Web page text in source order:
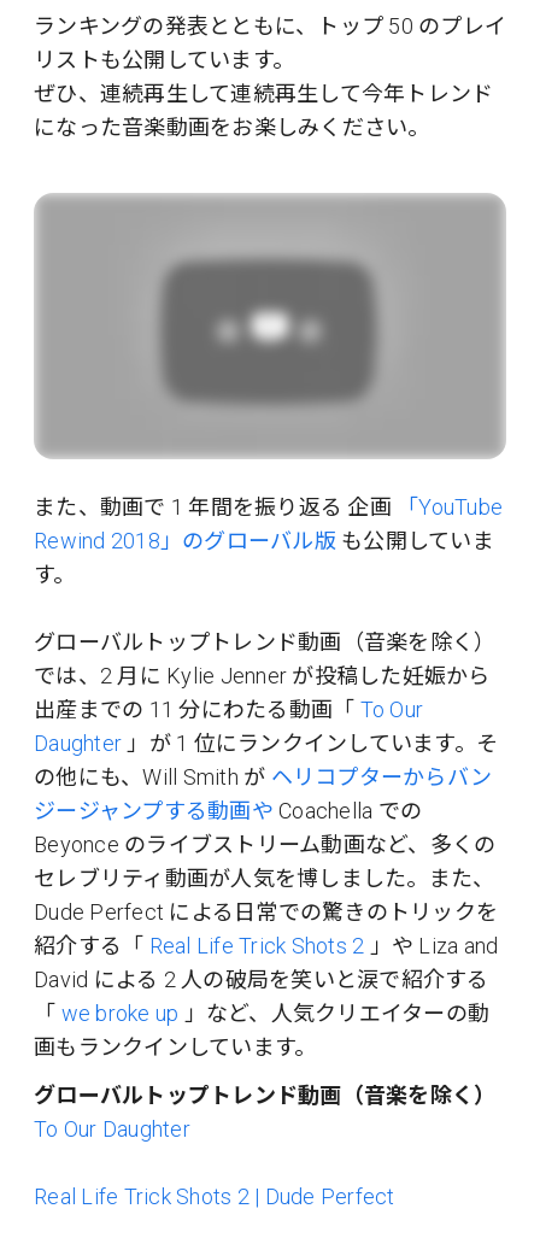
ランキングの発表とともに、トップ 50 のプレイ
リストも公開しています。
ぜひ、連続再生して連続再生して今年トレンド
になった音楽動画をお楽しみください。
また、動画で 1 年間を振り返る 企画
「YouTube
Rewind 2018」のグローバル版 も公開していま
す。
グローバルトップトレンド動画（音楽を除く）
では、2 月に Kylie Jenner が投稿した妊娠から
出産までの 11 分にわたる動画「 To Our
Daughter 」が 1 位にランクインしています。そ
の他にも、Will Smith が ヘリコプターからバン
ジージャンプする動画や Coachella での
Beyonce のライブストリーム動画など、多くの
セレブリティ動画が人気を博しました。また、
Dude Perfect による日常での驚きのトリックを
紹介する「 Real Life Trick Shots 2 」や Liza and
David による 2 人の破局を笑いと涙で紹介する
「 we broke up 」など、人気クリエイターの動
画もランクインしています。
グローバルトップトレンド動画（音楽を除く）
To Our Daughter
Real Life Trick Shots 2 | Dude Perfect